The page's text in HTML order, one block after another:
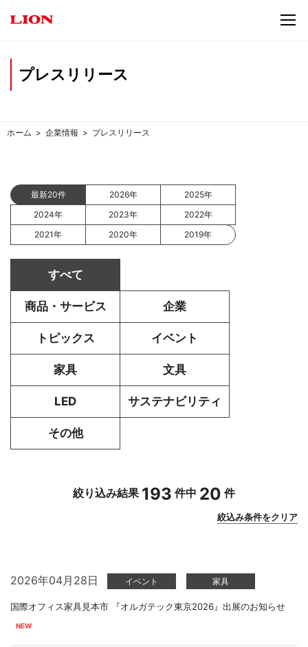
プレスリリース
ホーム 企業情報 プレスリリース
最新20件 2026年
2025年
2024年
2023年
2022年
2021年
2020年 2019年
すべて
商品・サービス 企業
トピックス イベント
家具 文具
LED サステナビリティ
その他
絞込み条件をクリア
絞り込み結果 193 件中 20 件
2026年04月28日 イベント 家具
国際オフィス家具見本市 『オルガテック東京2026』出展のお知らせ